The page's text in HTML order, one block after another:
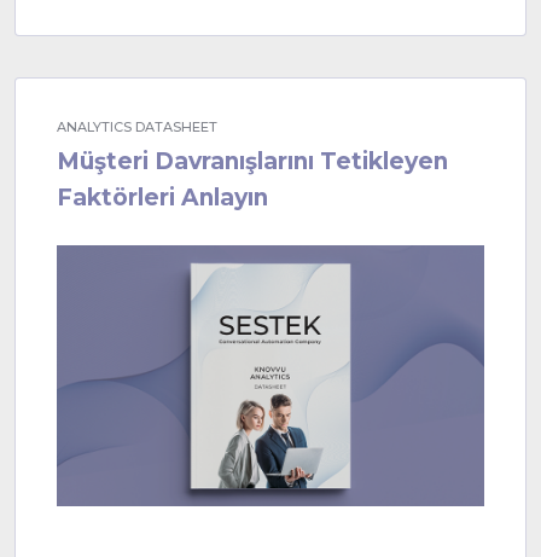
ANALYTICS DATASHEET
Müşteri Davranışlarını Tetikleyen
Faktörleri Anlayın